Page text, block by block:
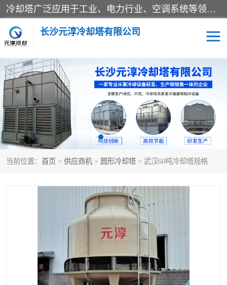
冷却塔广泛应用于工业、电力行业、空调系统等领域。在电力行业中，用于冷却发电机组的循环水；在工业生产中，如化工、冶金等行业，可降低生产过程中产生的热量；在空调系统中，为空调设备提供冷却水源
长沙元淳冷却塔有限公司
当前位置： 首页 > 供应商机 > 圆形冷却塔 > 武汉60吨冷却塔规格
方形开式冷却塔 圆形冷却塔
闭式冷却塔 水箱
电控箱 水泵
板式换热器